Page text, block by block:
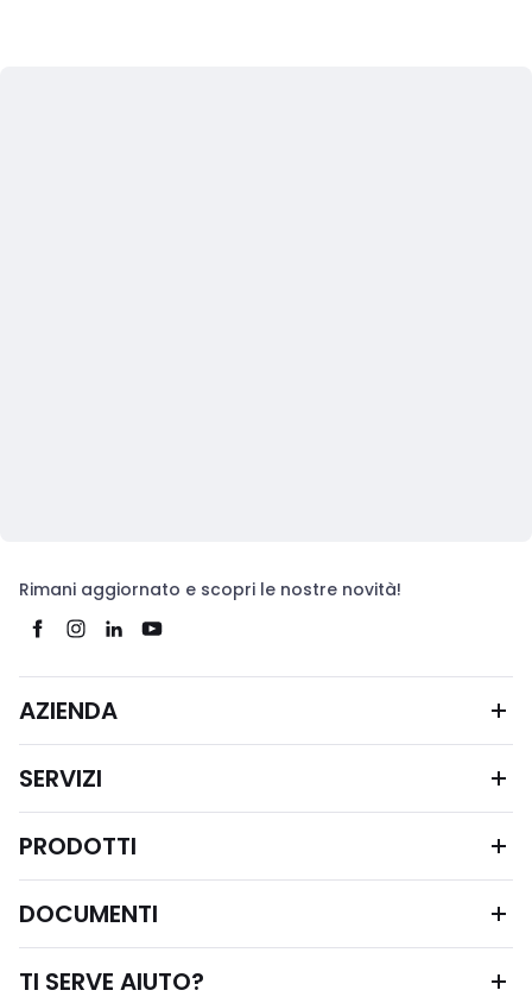
Rimani aggiornato e scopri le nostre novità!
AZIENDA
SERVIZI
PRODOTTI
DOCUMENTI
TI SERVE AIUTO?